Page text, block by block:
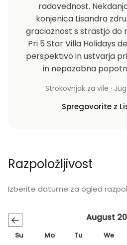
radovednost.
konjenica Lisandra
gracioznost s strastjo do
Pri 5 Star Villa Holidays
perspektivo in ustvarja
in nepozabna
Strokovnjak za vile ·
Spregovorite z
Razpoložljivost
Izberite datume za ogled
← August
Su Mo Tu We